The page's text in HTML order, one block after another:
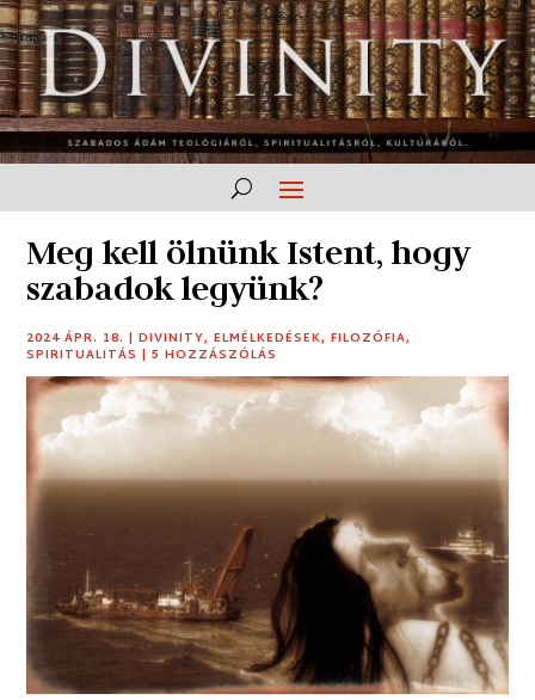
Meg kell ölnünk Istent, hogy
szabadok legyünk?
2024 ÁPR. 18. |DIVINITY,ELMÉLKEDÉSEK,FILOZÓFIA,
SPIRITUALITÁS |5 HOZZÁSZÓLÁS